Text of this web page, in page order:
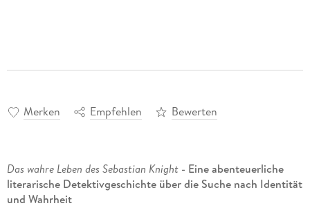
Merken Empfehlen Bewerten
Das wahre Leben des Sebastian Knight- Eine abenteuerliche
literarische Detektivgeschichte über die Suche nach Identität
und Wahrheit